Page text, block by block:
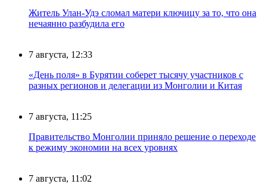
Житель Улан-Удэ сломал матери ключицу за то, что она
нечаянно разбудила его
7 августа, 12:33
«День поля» в Бурятии соберет тысячу участников с
разных регионов и делегации из Монголии и Китая
7 августа, 11:25
Правительство Монголии приняло решение о переходе
к режиму экономии на всех уровнях
7 августа, 11:02